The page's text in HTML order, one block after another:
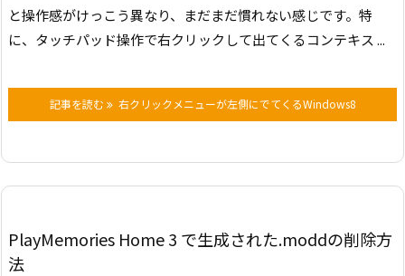
と操作感がけっこう異なり、まだまだ慣れない感じです。特
に、タッチパッド操作で右クリックして出てくるコンテキス ...
記事を読む 右クリックメニューが左側にでてくるWindows8
PlayMemories Home 3 で生成された.moddの削除方
法